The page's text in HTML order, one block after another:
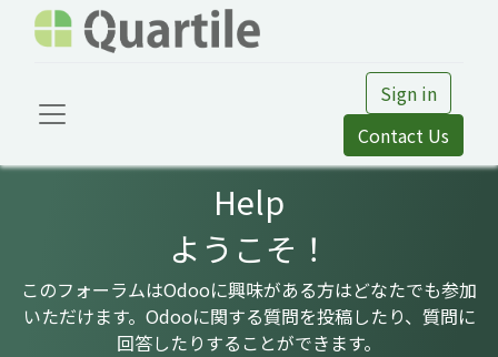
Sign in
Contact Us
Help
ようこそ！
このフォーラムはOdooに興味がある方はどなたでも参加
いただけます。Odooに関する質問を投稿したり、質問に
回答したりすることができます。